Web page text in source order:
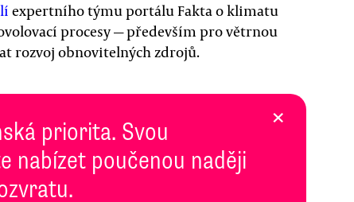
expertního týmu portálu Fakta o klimatu
procesy — především pro větrnou
rozvoj obnovitelných zdrojů.
priorita. Svou
nabízet poučenou naději
×